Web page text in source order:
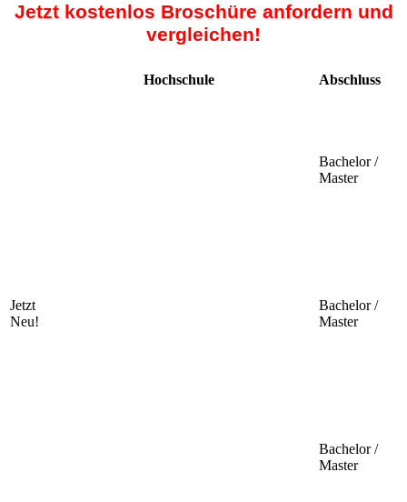
Jetzt kostenlos Broschüre anfordern und
vergleichen!
Hochschule Abschluss
Bachelor /
Master
Jetzt
Neu!
Bachelor /
Master
Bachelor /
Master